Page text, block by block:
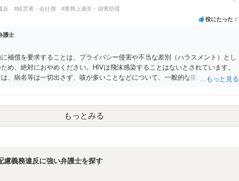
反 #経営者・会社側 #業務上過失・損害賠償
役にたった
護士
補償を要求することは、プライバシー侵害や不当な差別（ハラスメント）とし
め、絶対におやめください。HIVは飛沫感染することはないとされています。
、病名等は一切出さず、咳が多いことなどについて、一般的な衛生問題として
もっとみる
慮義務違反に強い弁護士を探す